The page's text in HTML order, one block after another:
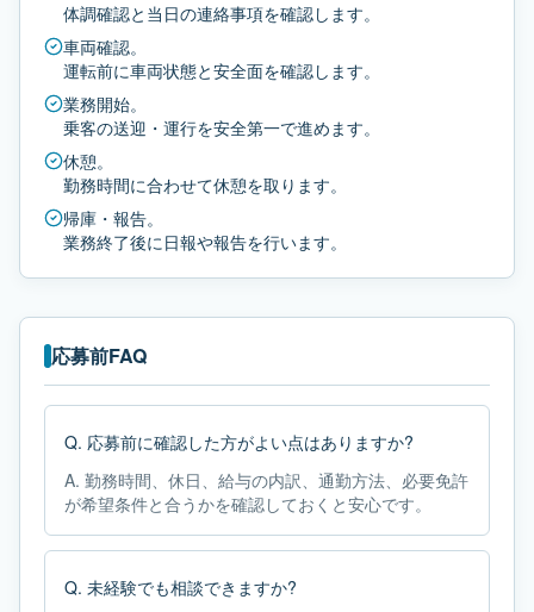
体調確認と当日の連絡事項を確認します。
車両確認。
運転前に車両状態と安全面を確認します。
業務開始。
乗客の送迎・運行を安全第一で進めます。
休憩。
勤務時間に合わせて休憩を取ります。
帰庫・報告。
業務終了後に日報や報告を行います。
応募前FAQ
Q. 応募前に確認した方がよい点はありますか?
A. 勤務時間、休日、給与の内訳、通勤方法、必要免許
が希望条件と合うかを確認しておくと安心です。
Q. 未経験でも相談できますか?